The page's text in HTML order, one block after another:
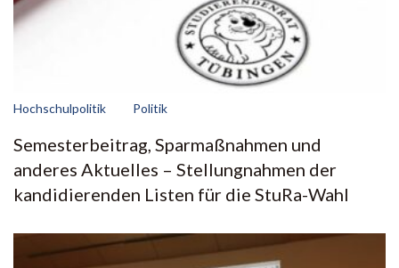
Hochschulpolitik Politik
Semesterbeitrag, Sparmaßnahmen und
anderes Aktuelles – Stellungnahmen der
kandidierenden Listen für die StuRa-Wahl